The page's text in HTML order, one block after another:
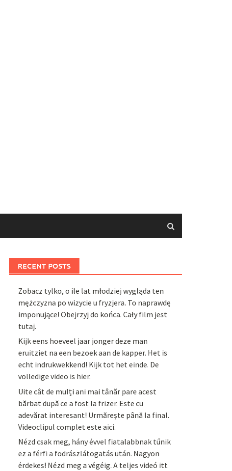
RECENT POSTS
Zobacz tylko, o ile lat młodziej wygląda ten
mężczyzna po wizycie u fryzjera. To naprawdę
imponujące! Obejrzyj do końca. Cały film jest
tutaj.
Kijk eens hoeveel jaar jonger deze man
eruitziet na een bezoek aan de kapper. Het is
echt indrukwekkend! Kijk tot het einde. De
volledige video is hier.
Uite cât de mulți ani mai tânăr pare acest
bărbat după ce a fost la frizer. Este cu
adevărat interesant! Urmărește până la final.
Videoclipul complet este aici.
Nézd csak meg, hány évvel fiatalabbnak tűnik
ez a férfi a fodrászlátogatás után. Nagyon
érdekes! Nézd meg a végéig. A teljes videó itt